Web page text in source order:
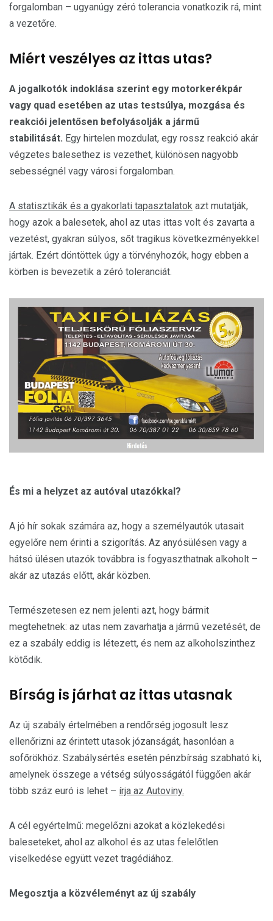
forgalomban – ugyanúgy zéró tolerancia vonatkozik rá, mint
a vezetőre.
Miért veszélyes az ittas utas?
A jogalkotók indoklása szerint egy motorkerékpár
vagy quad esetében az utas testsúlya, mozgása és
reakciói jelentősen befolyásolják a jármű
stabilitását. Egy hirtelen mozdulat, egy rossz reakció akár
végzetes balesethez is vezethet, különösen nagyobb
sebességnél vagy városi forgalomban.
A statisztikák és a gyakorlati tapasztalatok azt mutatják,
hogy azok a balesetek, ahol az utas ittas volt és zavarta a
vezetést, gyakran súlyos, sőt tragikus következményekkel
jártak. Ezért döntöttek úgy a törvényhozók, hogy ebben a
körben is bevezetik a zéró toleranciát.
És mi a helyzet az autóval utazókkal?
A jó hír sokak számára az, hogy a személyautók utasait
egyelőre nem érinti a szigorítás. Az anyósülésen vagy a
hátsó ülésen utazók továbbra is fogyaszthatnak alkoholt –
akár az utazás előtt, akár közben.
Természetesen ez nem jelenti azt, hogy bármit
megtehetnek: az utas nem zavarhatja a jármű vezetését, de
ez a szabály eddig is létezett, és nem az alkoholszinthez
kötődik.
Bírság is járhat az ittas utasnak
Az új szabály értelmében a rendőrség jogosult lesz
ellenőrizni az érintett utasok józanságát, hasonlóan a
sofőrökhöz. Szabálysértés esetén pénzbírság szabható ki,
amelynek összege a vétség súlyosságától függően akár
több száz euró is lehet – írja az Autoviny.
A cél egyértelmű: megelőzni azokat a közlekedési
baleseteket, ahol az alkohol és az utas felelőtlen
viselkedése együtt vezet tragédiához.
Megosztja a közvéleményt az új szabály